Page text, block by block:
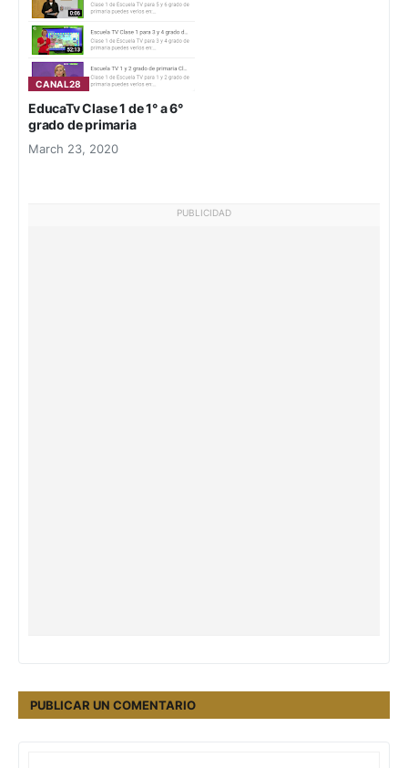
CANAL28
EducaTv Clase 1 de 1° a 6°
grado de primaria
March 23, 2020
PUBLICIDAD
PUBLICAR UN COMENTARIO